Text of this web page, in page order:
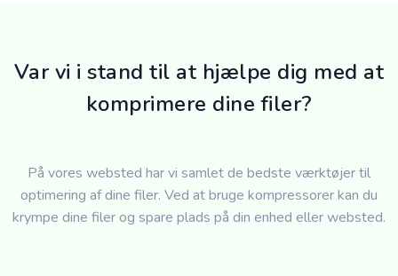
Var vi i stand til at hjælpe dig med at
komprimere dine filer?
På vores websted har vi samlet de bedste værktøjer til
optimering af dine filer. Ved at bruge kompressorer kan du
krympe dine filer og spare plads på din enhed eller websted.